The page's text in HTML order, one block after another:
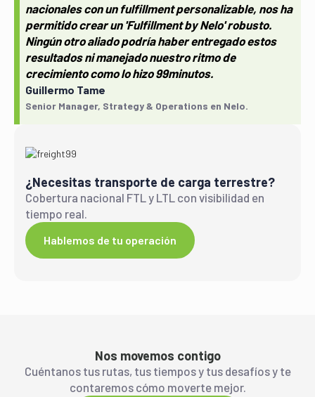
nacionales con un fulfillment personalizable, nos ha
permitido crear un 'Fulfillment by Nelo' robusto.
Ningún otro aliado podría haber entregado estos
resultados ni manejado nuestro ritmo de
crecimiento como lo hizo 99minutos.
Guillermo Tame
Senior Manager, Strategy & Operations en Nelo.
¿Necesitas transporte de carga terrestre?
Cobertura nacional FTL y LTL con visibilidad en
tiempo real.
Hablemos de tu operación
Nos movemos contigo
Cuéntanos tus rutas, tus tiempos y tus desafíos y te
contaremos cómo moverte mejor.